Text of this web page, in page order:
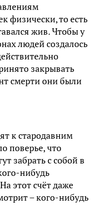
физически, то есть
жив. Чтобы у
людей создалось
закрывать
смерти они были
к стародавним
поверье, что
забрать с собой в
нибудь
этот счёт даже
– кого-нибудь